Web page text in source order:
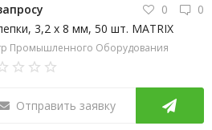
0
0
3,2 х 8 мм, 50 шт. MATRIX
Промышленного Оборудования
Отправить заявку